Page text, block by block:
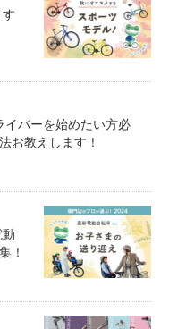
イバーを始めたい方必
お教えします！
！